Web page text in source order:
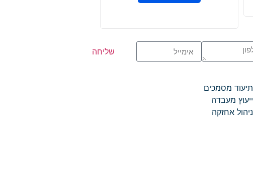
שליחה
תיעוד מסמכים
ייעוץ מעבדה
ניהול אחזקה